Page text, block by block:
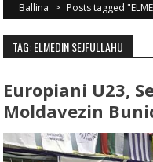
Ballina > Posts tagged
TAG: ELMEDIN SEJFULLAHU
Europiani U23,
Moldavezin